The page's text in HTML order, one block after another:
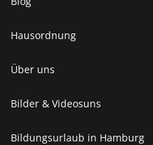
Hausordnung
Über uns
Bilder & Videosuns
Bildungsurlaub in Hamburg